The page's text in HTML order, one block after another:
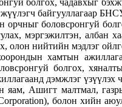
болгох, чадавхыг
байгууллагаар
боловсронгуй
мэргэжилтэн, албан
нийтийн мэдлэг
хамтын
болгох,
дэмжлэг
Ашигт малтмал,
болон хийн